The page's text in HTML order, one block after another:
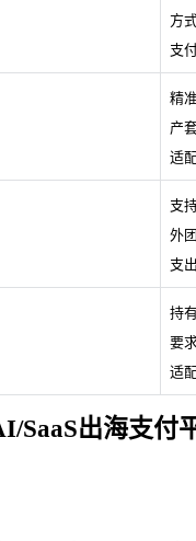
方
支
精
产
适
支
外
支
持
要
适
SaaS出海支付